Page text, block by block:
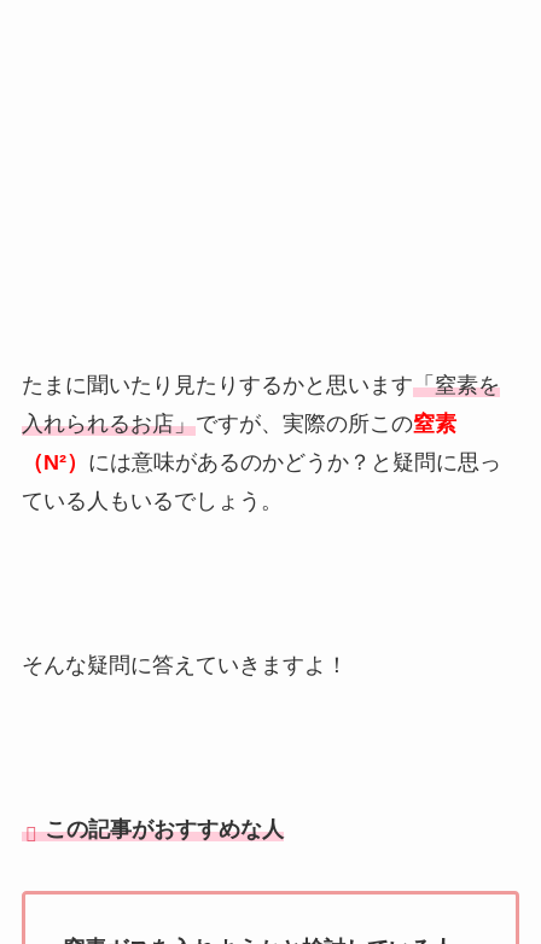
たまに聞いたり見たりするかと思います「窒素を
入れられるお店」ですが、実際の所この窒素
（N²） には意味があるのかどうか？と疑問に思っ
ている人もいるでしょう。
そんな疑問に答えていきますよ！
この記事がおすすめな人